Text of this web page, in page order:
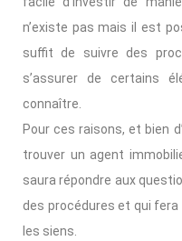
n’existe pas mais il est
suffit de suivre des
s’assurer de certains
connaître.
Pour ces raisons, et bien
trouver un agent
saura répondre aux
des procédures et qui
les siens.